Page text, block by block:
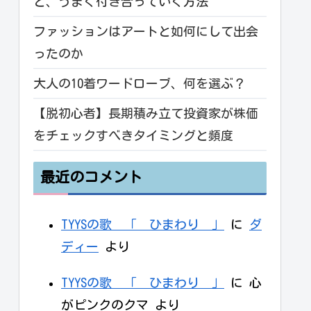
ファッションはアートと如何にして出会
ったのか
大人の10着ワードローブ、何を選ぶ？
【脱初心者】長期積み立て投資家が株価
をチェックすべきタイミングと頻度
最近のコメント
TYYSの歌 「 ひまわり 」 に
ダ
ディー
より
TYYSの歌 「 ひまわり 」 に 心
がピンクのクマ
より